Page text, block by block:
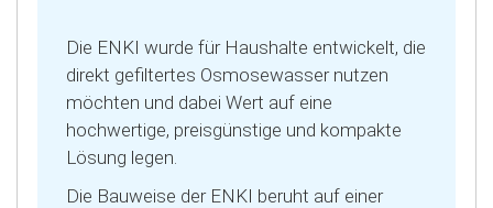
Die ENKI wurde für Haushalte entwickelt, die
direkt gefiltertes Osmosewasser nutzen
möchten und dabei Wert auf eine
hochwertige, preisgünstige und kompakte
Lösung legen.
Die Bauweise der ENKI beruht auf einer